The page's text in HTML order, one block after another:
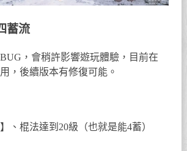
蓄流
，會稍許影響遊玩體驗，目前在
，後續版本有修復可能。
、棍法達到20級（也就是能4蓄）